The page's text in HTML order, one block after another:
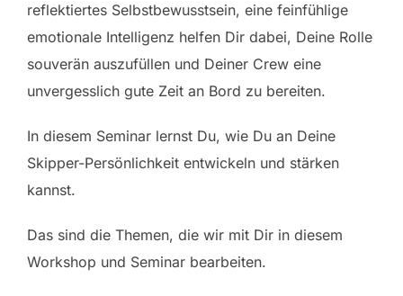
reflektiertes Selbstbewusstsein, eine feinfühlige
emotionale Intelligenz helfen Dir dabei, Deine Rolle
souverän auszufüllen und Deiner Crew eine
unvergesslich gute Zeit an Bord zu bereiten.
In diesem Seminar lernst Du, wie Du an Deine
Skipper-Persönlichkeit entwickeln und stärken
kannst.
Das sind die Themen, die wir mit Dir in diesem
Workshop und Seminar bearbeiten.